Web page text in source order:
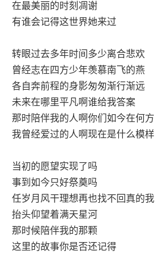
在最美丽的时刻凋谢
有谁会记得这世界她来过
转眼过去多年时间多少离合悲欢
曾经志在四方少年羡慕南飞的燕
各自奔前程的身影匆匆渐行渐远
未来在哪里平凡啊谁给我答案
那时陪伴我的人啊你们如今在何方
我曾经爱过的人啊现在是什么模样
当初的愿望实现了吗
事到如今只好祭奠吗
任岁月风干理想再也找不回真的我
抬头仰望着满天星河
那时候陪伴我的那颗
这里的故事你是否还记得